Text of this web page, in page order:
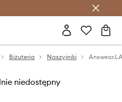
z Answear Club >
Biżuteria Naszyjniki
niedostępny